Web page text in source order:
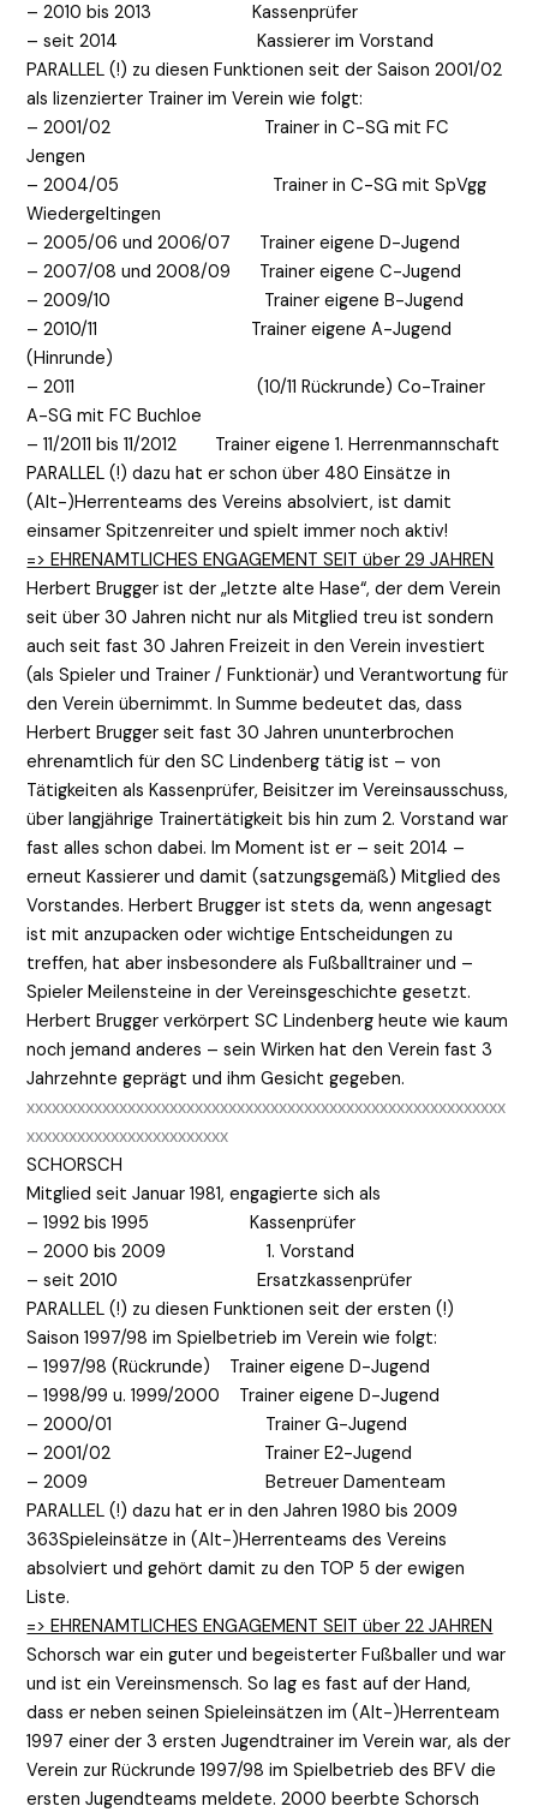
– 2010 bis 2013 Kassenprüfer
– seit 2014 Kassierer im Vorstand
PARALLEL (!) zu diesen Funktionen seit der Saison 2001/02
als lizenzierter Trainer im Verein wie folgt:
– 2001/02 Trainer in C-SG mit FC
Jengen
– 2004/05 Trainer in C-SG mit SpVgg
Wiedergeltingen
– 2005/06 und 2006/07 Trainer eigene D-Jugend
– 2007/08 und 2008/09 Trainer eigene C-Jugend
– 2009/10 Trainer eigene B-Jugend
– 2010/11 Trainer eigene A-Jugend
(Hinrunde)
– 2011 (10/11 Rückrunde) Co-Trainer
A-SG mit FC Buchloe
– 11/2011 bis 11/2012 Trainer eigene 1. Herrenmannschaft
PARALLEL (!) dazu hat er schon über 480 Einsätze in
(Alt-)Herrenteams des Vereins absolviert, ist damit
einsamer Spitzenreiter und spielt immer noch aktiv!
=> EHRENAMTLICHES ENGAGEMENT SEIT über 29 JAHREN
Herbert Brugger ist der „letzte alte Hase“, der dem Verein
seit über 30 Jahren nicht nur als Mitglied treu ist sondern
auch seit fast 30 Jahren Freizeit in den Verein investiert
(als Spieler und Trainer / Funktionär) und Verantwortung für
den Verein übernimmt. In Summe bedeutet das, dass
Herbert Brugger seit fast 30 Jahren ununterbrochen
ehrenamtlich für den SC Lindenberg tätig ist – von
Tätigkeiten als Kassenprüfer, Beisitzer im Vereinsausschuss,
über langjährige Trainertätigkeit bis hin zum 2. Vorstand war
fast alles schon dabei. Im Moment ist er – seit 2014 –
erneut Kassierer und damit (satzungsgemäß) Mitglied des
Vorstandes. Herbert Brugger ist stets da, wenn angesagt
ist mit anzupacken oder wichtige Entscheidungen zu
treffen, hat aber insbesondere als Fußballtrainer und –
Spieler Meilensteine in der Vereinsgeschichte gesetzt.
Herbert Brugger verkörpert SC Lindenberg heute wie kaum
noch jemand anderes – sein Wirken hat den Verein fast 3
Jahrzehnte geprägt und ihm Gesicht gegeben.
xxxxxxxxxxxxxxxxxxxxxxxxxxxxxxxxxxxxxxxxxxxxxxxxxxxxxxxxx
xxxxxxxxxxxxxxxxxxxxxxxx
SCHORSCH
Mitglied seit Januar 1981, engagierte sich als
– 1992 bis 1995 Kassenprüfer
– 2000 bis 2009 1. Vorstand
– seit 2010 Ersatzkassenprüfer
PARALLEL (!) zu diesen Funktionen seit der ersten (!)
Saison 1997/98 im Spielbetrieb im Verein wie folgt:
– 1997/98 (Rückrunde) Trainer eigene D-Jugend
– 1998/99 u. 1999/2000 Trainer eigene D-Jugend
– 2000/01 Trainer G-Jugend
– 2001/02 Trainer E2-Jugend
– 2009 Betreuer Damenteam
PARALLEL (!) dazu hat er in den Jahren 1980 bis 2009
363Spieleinsätze in (Alt-)Herrenteams des Vereins
absolviert und gehört damit zu den TOP 5 der ewigen
Liste.
=> EHRENAMTLICHES ENGAGEMENT SEIT über 22 JAHREN
Schorsch war ein guter und begeisterter Fußballer und war
und ist ein Vereinsmensch. So lag es fast auf der Hand,
dass er neben seinen Spieleinsätzen im (Alt-)Herrenteam
1997 einer der 3 ersten Jugendtrainer im Verein war, als der
Verein zur Rückrunde 1997/98 im Spielbetrieb des BFV die
ersten Jugendteams meldete. 2000 beerbte Schorsch